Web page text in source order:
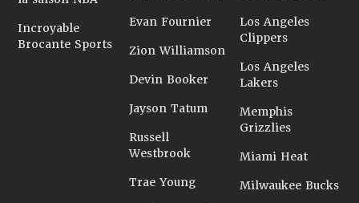
Incroyable
Brocante Sports
Evan Fournier
Zion Williamson
Devin Booker
Jayson Tatum
Russell
Westbrook
Trae Young
Los Angeles
Clippers
Los Angeles
Lakers
Memphis
Grizzlies
Miami Heat
Milwaukee Bucks